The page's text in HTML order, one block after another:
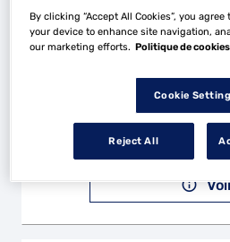
3
CHRISTOPHE
316 Route de Mansle
Fermé
By clicking “Accept All Cookies”, you
your device to enhance site navigation,
our marketing efforts. Politique de cookies
Cookie
Reject All